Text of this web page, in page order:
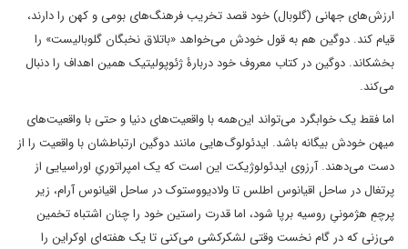
ارزش‌های جهانی (گلوبال) خود قصد تخریب فرهنگ‌های بومی و کهن را دارند،
قیام کند. دوگین هم به قول خودش می‌خواهد «باتلاق نخبگان گلوبالیست» را
بخشکاند. دوگین در کتاب معروف خود دربارۀ ژئوپولیتیک همین اهداف را دنبال
می‌کند.
اما فقط یک خوابگرد می‌تواند این‌همه با واقعیت‌های دنیا و حتی با واقعیت‌های
میهن خودش بیگانه باشد. ایدئولوگ‌هایی مانند دوگین ارتباطشان با واقعیت را از
دست می‌دهند. آرزوی ایدئولوژیکت این است که یک امپراتوریِ اوراسیایی از
پرتغال در ساحل اقیانوس اطلس تا ولادیووستوک در ساحل اقیانوس آرام، زیر
پرچمِ هژمونیِ روسیه برپا شود، اما قدرت راستین خود را چنان اشتباه تخمین
می‌زنی که در گام نخست وقتی لشکرکشی می‌کنی تا یک هفته‌ای اوکراین را